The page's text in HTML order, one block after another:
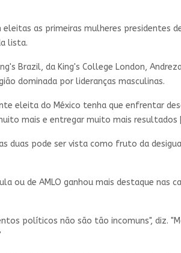
as primeiras mulheres presidentes
lista.
Brazil, da King's College London,
dominada por lideranças masculinas.
eleita do México tenha que enfrentar
mais e entregar muito mais resultados
duas pode ser vista como fruto da
ou de AMLO ganhou mais destaque nas
políticos não são tão incomuns", diz.